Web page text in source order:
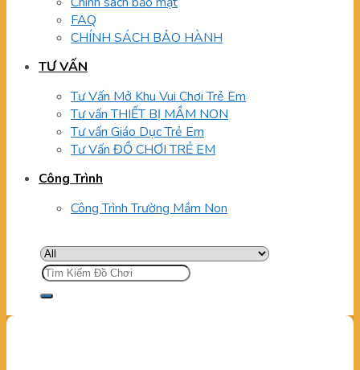
FAQ
CHÍNH SÁCH BẢO HÀNH
TƯ VẤN
Tư Vấn Mở Khu Vui Chơi Trẻ Em
Tư vấn THIẾT BỊ MẦM NON
Tư vấn Giáo Dục Trẻ Em
Tư Vấn ĐỒ CHƠI TRẺ EM
Công Trình
Công Trình Trường Mầm Non
Tìm
kiếm: